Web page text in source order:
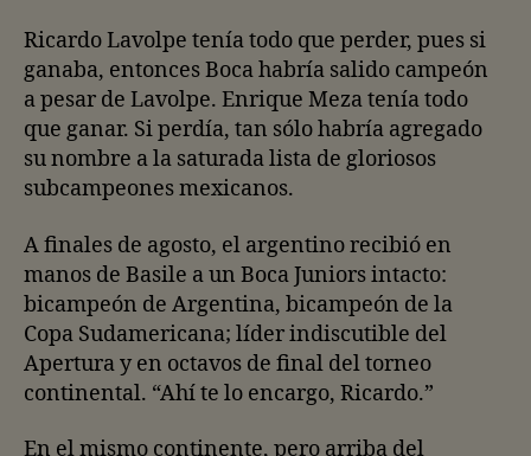
Ricardo Lavolpe tenía todo que perder, pues si
ganaba, entonces Boca habría salido campeón
a pesar de Lavolpe. Enrique Meza tenía todo
que ganar. Si perdía, tan sólo habría agregado
su nombre a la saturada lista de gloriosos
subcampeones mexicanos.
A finales de agosto, el argentino recibió en
manos de Basile a un Boca Juniors intacto:
bicampeón de Argentina, bicampeón de la
Copa Sudamericana; líder indiscutible del
Apertura y en octavos de final del torneo
continental. “Ahí te lo encargo, Ricardo.”
En el mismo continente, pero arriba del